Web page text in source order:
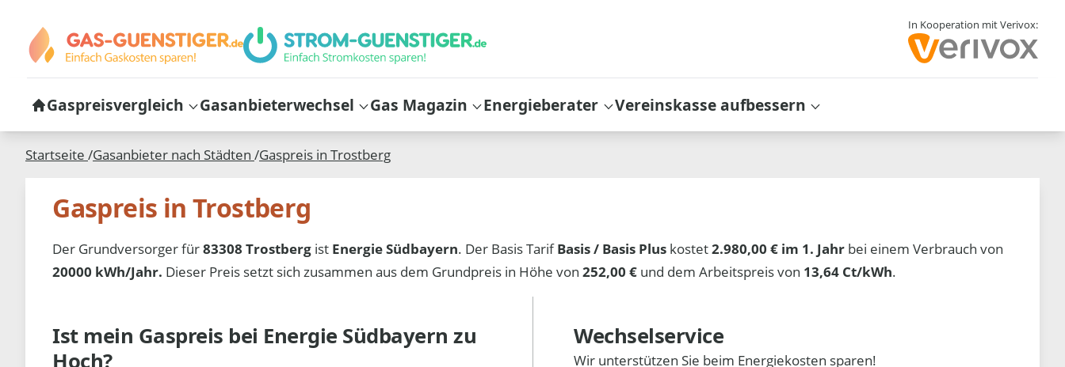
In Kooperation mit Verivox:
Gaspreisvergleich Gasanbieterwechsel Gas Magazin Energieberater Vereinskasse aufbessern
Startseite /Gasanbieter nach Städten /Gaspreis in Trostberg
Gaspreis in Trostberg
Der Grundversorger für83308 Trostberg ist Energie Südbayern. Der Basis TarifBasis / Basis Plus kostet2.980,00 € im 1. Jahr bei einem Verbrauch von
20000 kWh/Jahr. Dieser Preis setzt sich zusammen aus dem Grundpreis in Höhe von252,00 € und dem Arbeitspreis von 13,64 Ct/kWh.
Ist mein Gaspreis bei Energie Südbayernzu
Hoch?
Wechselservice
Wir unterstützen Sie beim Energiekosten sparen!